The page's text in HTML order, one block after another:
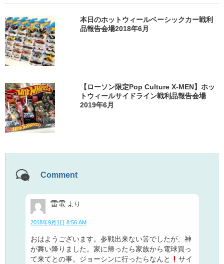
本日のホットウィールベーシックカー戦利
品報告会場2018年6月
【ローソン限定Pop Culture X-MEN】ホッ
トウィールサイドライン戦利品報告会場
2019年6月
Comment
雷電 より:
2018年9月1日 8:56 AM
おはようございます。参戦出来ない筈でしたが、神
が舞い降りました。家に帰ったら家族から電球買っ
て来てとの事。ジョーシンに行ったらなんと
サイ